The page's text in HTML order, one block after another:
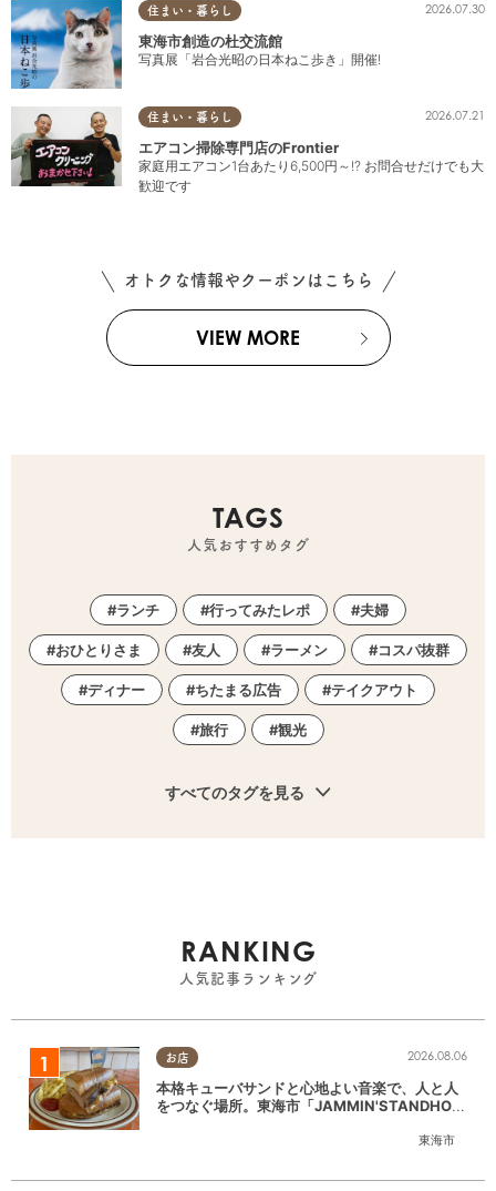
住まい・暮らし 2026.07.30
東海市創造の杜交流館
写真展「岩合光昭の日本ねこ歩き」開催!
住まい・暮らし 2026.07.21
エアコン掃除専門店のFrontier
家庭用エアコン1台あたり6,500円～!? お問合せだけでも大
歓迎です
オトクな情報やクーポンはこちら
VIEW MORE
TAGS
人気おすすめタグ
ランチ 行ってみたレポ 夫婦
おひとりさま 友人 ラーメン コスパ抜群
ディナー ちたまる広告 テイクアウト
旅行 観光
すべてのタグを見る
RANKING
人気記事ランキング
お店
東海市
2026.08.06
本格キューバサンドと心地よい音楽で、人と人
をつなぐ場所。東海市「JAMMIN'STANDHOU